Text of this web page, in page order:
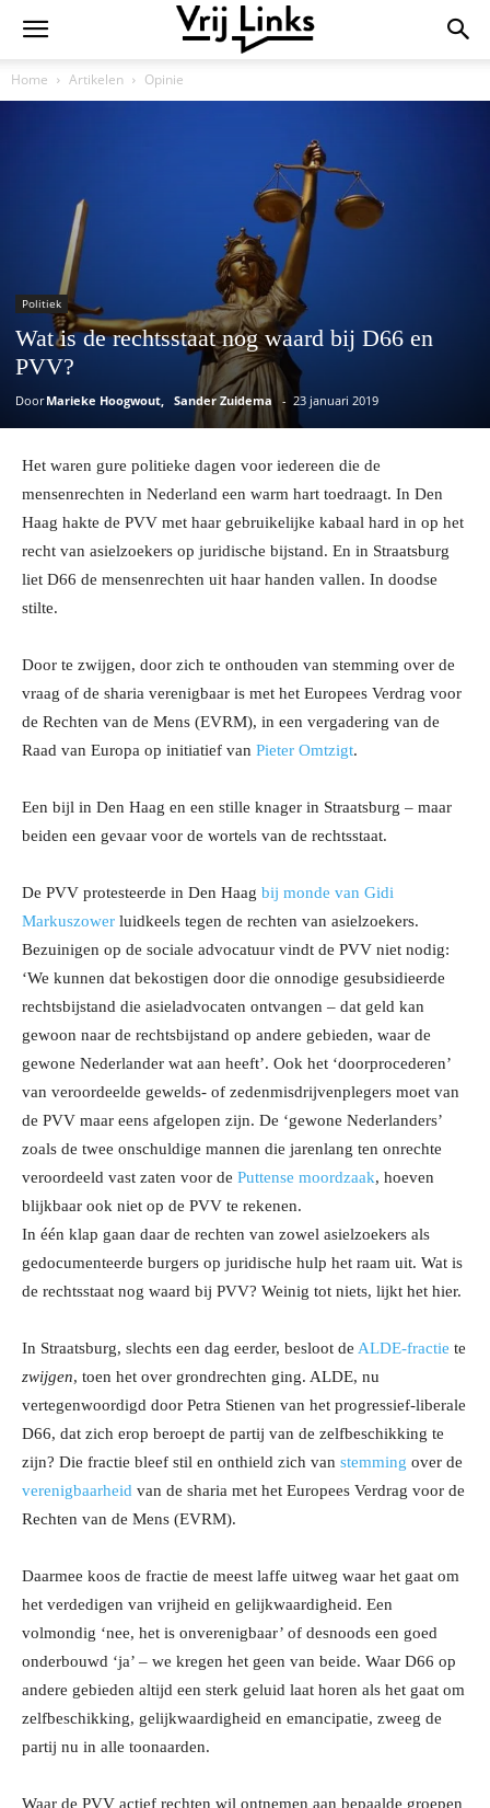
Home Artikelen Opinie
Politiek
Wat is de rechtsstaat nog waard bij D66 en
PVV?
Door Marieke Hoogwout Sander Zuidema - 23 januari 2019
Het waren gure politieke dagen voor iedereen die de
mensenrechten in Nederland een warm hart toedraagt. In Den
Haag hakte de PVV met haar gebruikelijke kabaal hard in op het
recht van asielzoekers op juridische bijstand. En in Straatsburg
liet D66 de mensenrechten uit haar handen vallen. In doodse
stilte.
Door te zwijgen, door zich te onthouden van stemming over de
vraag of de sharia verenigbaar is met het Europees Verdrag voor
de Rechten van de Mens (EVRM), in een vergadering van de
Raad van Europa op initiatief van Pieter Omtzigt.
Een bijl in Den Haag en een stille knager in Straatsburg – maar
beiden een gevaar voor de wortels van de rechtsstaat.
De PVV protesteerde in Den Haag bij monde van Gidi
Markuszower luidkeels tegen de rechten van asielzoekers.
Bezuinigen op de sociale advocatuur vindt de PVV niet nodig:
‘We kunnen dat bekostigen door die onnodige gesubsidieerde
rechtsbijstand die asieladvocaten ontvangen – dat geld kan
gewoon naar de rechtsbijstand op andere gebieden, waar de
gewone Nederlander wat aan heeft’. Ook het ‘doorprocederen’
van veroordeelde gewelds- of zedenmisdrijvenplegers moet van
de PVV maar eens afgelopen zijn. De ‘gewone Nederlanders’
zoals de twee onschuldige mannen die jarenlang ten onrechte
veroordeeld vast zaten voor de Puttense moordzaak, hoeven
blijkbaar ook niet op de PVV te rekenen.
In één klap gaan daar de rechten van zowel asielzoekers als
gedocumenteerde burgers op juridische hulp het raam uit. Wat is
de rechtsstaat nog waard bij PVV? Weinig tot niets, lijkt het hier.
In Straatsburg, slechts een dag eerder, besloot de ALDE-fractie te
zwijgen, toen het over grondrechten ging. ALDE, nu
vertegenwoordigd door Petra Stienen van het progressief-liberale
D66, dat zich erop beroept de partij van de zelfbeschikking te
zijn? Die fractie bleef stil en onthield zich van stemming over de
verenigbaarheid van de sharia met het Europees Verdrag voor de
Rechten van de Mens (EVRM).
Daarmee koos de fractie de meest laffe uitweg waar het gaat om
het verdedigen van vrijheid en gelijkwaardigheid. Een
volmondig ‘nee, het is onverenigbaar’ of desnoods een goed
onderbouwd ‘ja’ – we kregen het geen van beide. Waar D66 op
andere gebieden altijd een sterk geluid laat horen als het gaat om
zelfbeschikking, gelijkwaardigheid en emancipatie, zweeg de
partij nu in alle toonaarden.
Waar de PVV actief rechten wil ontnemen aan bepaalde groepen